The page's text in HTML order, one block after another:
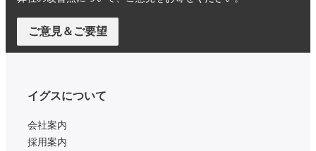
ご意見＆ご要望
イグスについて
会社案内
採用案内